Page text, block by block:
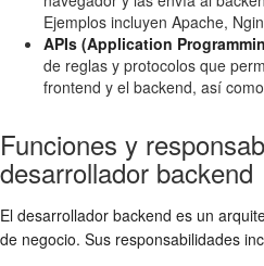
Ejemplos incluyen Apache,
APIs (Application
de reglas y protocolos que
frontend y el backend, así
Funciones y
desarrollador backend
El desarrollador backend es un
de negocio. Sus responsabilidades